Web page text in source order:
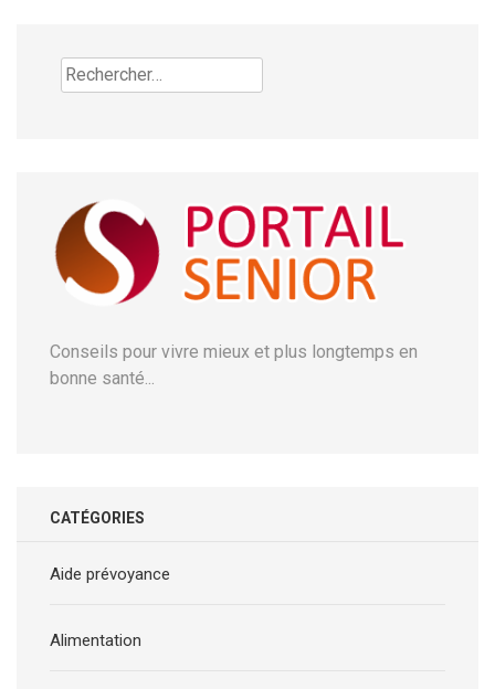
Rechercher :
Conseils pour vivre mieux et plus longtemps en
bonne santé...
CATÉGORIES
Aide prévoyance
Alimentation